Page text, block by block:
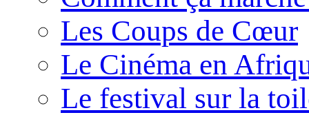
Les Coups de Cœur
Le Cinéma en
Le festival sur la